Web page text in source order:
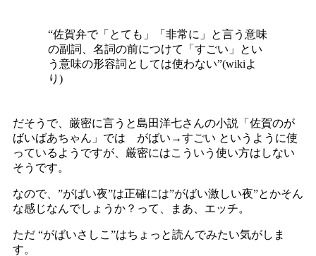
“佐賀弁で「とても」「非常に」と言う意味
の副詞、名詞の前につけて「すごい」とい
う意味の形容詞としては使わない”(wikiよ
り)
だそうで、厳密に言うと島田洋七さんの小説「佐賀のが
ばいばあちゃん」では がばい→すごい というように使
っているようですが、厳密にはこういう使い方はしない
そうです。
なので、”がばい夜”は正確には”がばい激しい夜”とかそん
な感じなんでしょうか？って、まあ、エッチ。
ただ “がばいさしこ”はちょっと読んでみたい気がしま
す。